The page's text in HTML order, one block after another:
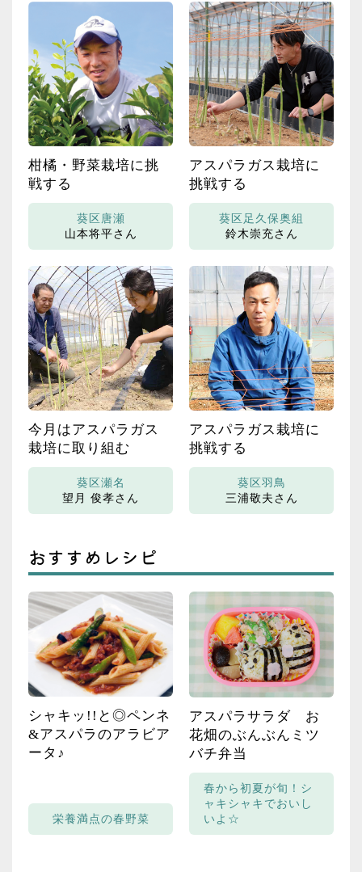
柑橘・野菜栽培に挑
戦する
葵区唐瀬
山本将平さん
アスパラガス栽培に
挑戦する
葵区足久保奥組
鈴木崇充さん
今月はアスパラガス
栽培に取り組む
葵区瀬名
望月 俊孝さん
アスパラガス栽培に
挑戦する
葵区羽鳥
三浦敬夫さん
おすすめレシピ
シャキッ!!と◎ペンネ
&アスパラのアラビア
ータ♪
栄養満点の春野菜
アスパラサラダ お
花畑のぶんぶんミツ
バチ弁当
春から初夏が旬！シ
ャキシャキでおいし
いよ☆